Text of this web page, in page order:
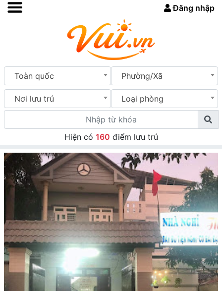
Đăng nhập
Toàn quốc Phường/Xã
Nơi lưu trú Loại phòng
Hiện có 160 điểm lưu trú